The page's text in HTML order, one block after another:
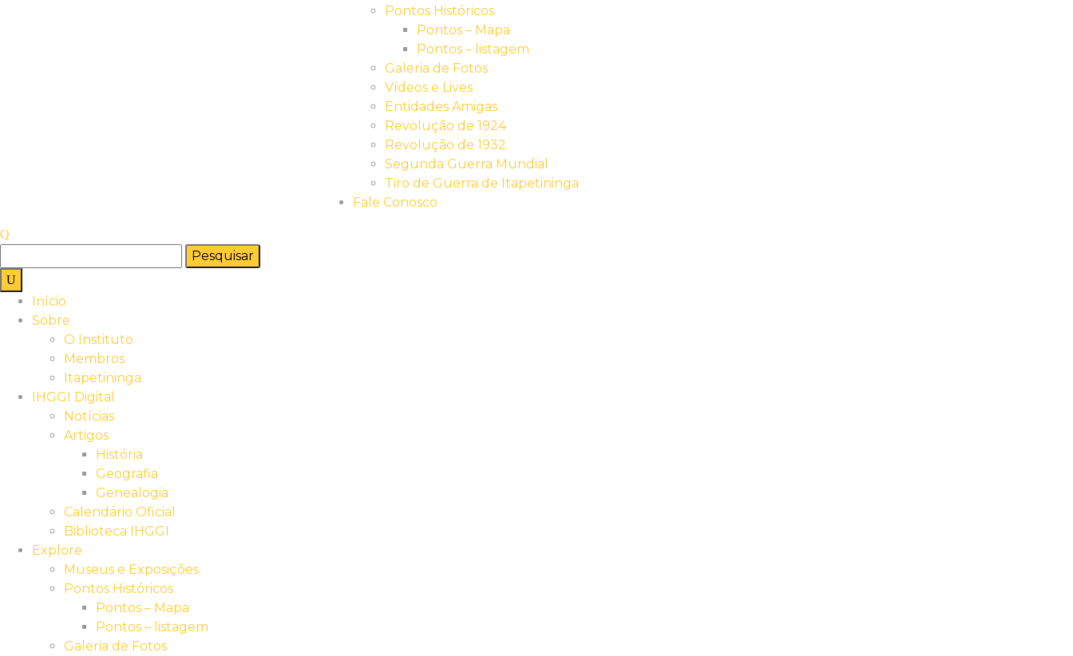
Pontos Históricos
Pontos – Mapa
Pontos – listagem
Galeria de Fotos
Vídeos e Lives
Entidades Amigas
Revolução de 1924
Revolução de 1932
Segunda Guerra Mundial
Tiro de Guerra de Itapetininga
Fale Conosco
por:
Início
Sobre
O Instituto
Membros
Itapetininga
IHGGI Digital
Notícias
Artigos
História
Geografia
Genealogia
Calendário Oficial
Biblioteca IHGGI
Explore
Museus e Exposições
Pontos Históricos
Pontos – Mapa
Pontos – listagem
Galeria de Fotos